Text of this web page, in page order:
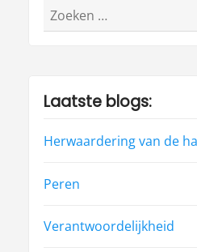
Zoeken
naar:
Laatste blogs:
Herwaardering van de
Peren
Verantwoordelijkheid